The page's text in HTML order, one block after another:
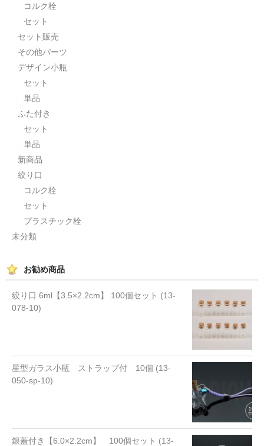
コルク栓
セット
セット販売
その他パーツ
デザイン小瓶
セット
単品
ふた付き
セット
単品
新商品
絞り口
コルク栓
セット
プラスチック栓
未分類
お勧め商品
絞り口 6ml【3.5×2.2cm】 100個セット (13-
078-10)
星型ガラス小瓶 ストラップ付 10個 (13-
050-sp-10)
銀蓋付き【6.0×2.2cm】 100個セット (13-